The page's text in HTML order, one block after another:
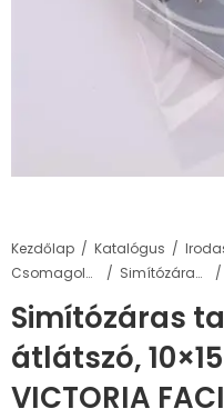
Kezdőlap Katalógus
Csomagoló tasakok, táskák
Simítózáras tasakok
Simítózáras
átlátszó,
VICTORIA